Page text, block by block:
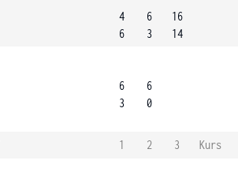
4
6
6
3
16
14
6
3
6
0
1 2 3
Kurs